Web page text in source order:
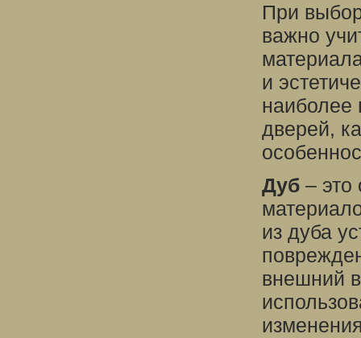
При
важно
и
наиболее
дверей,
Дуб – это
из дуба
внешний